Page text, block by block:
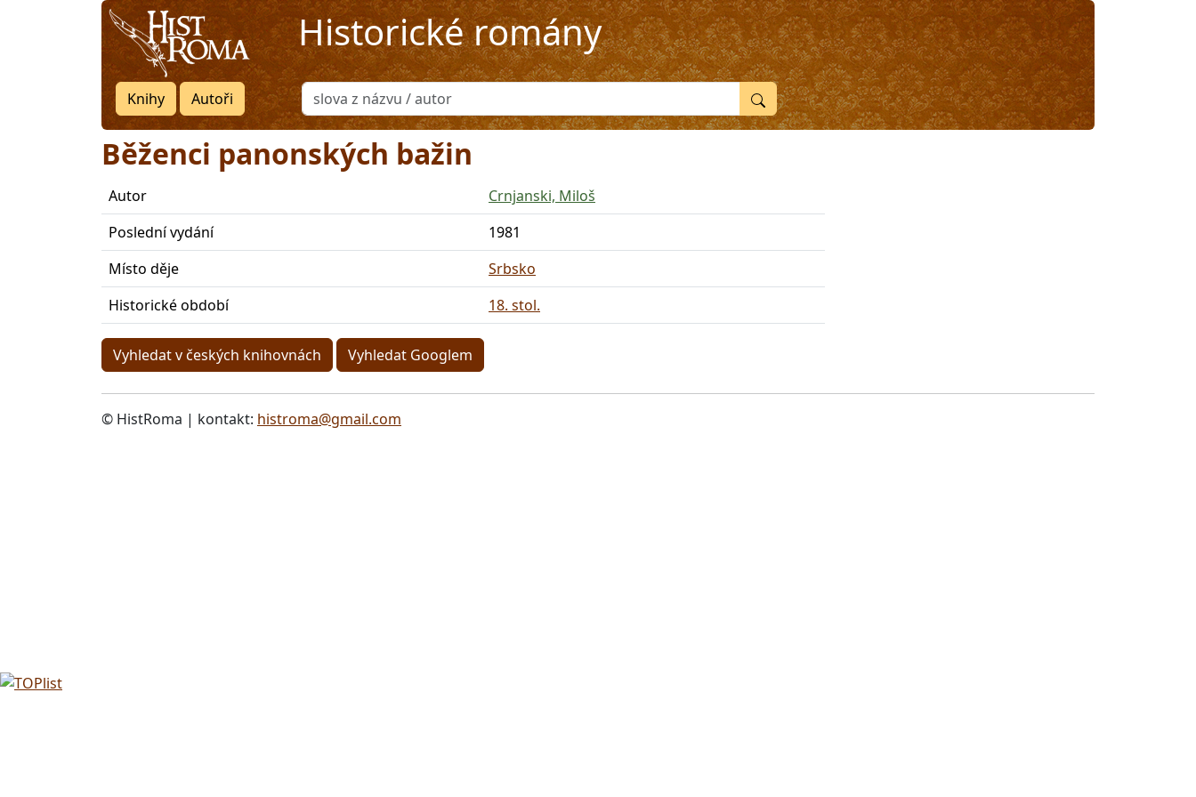
Historické romány
Knihy Autoři
Běženci panonských bažin
Autor
Crnjanski, Miloš
Poslední vydání
1981
Místo děje
Srbsko
Historické období
18. stol.
Vyhledat v českých knihovnách Vyhledat Googlem
© HistRoma | kontakt: histroma@gmail.com